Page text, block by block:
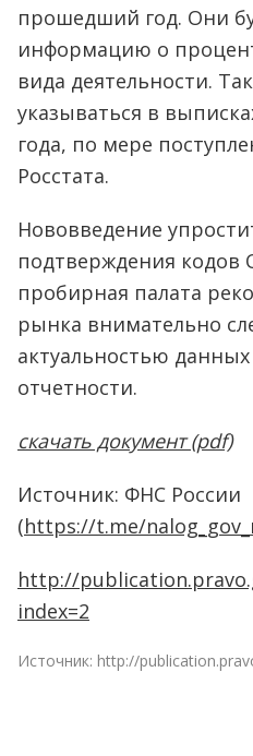
прошедший год. Они
информацию о
вида деятельности.
указываться в
года, по мере
Росстата.
Нововведение
подтверждения кодов
пробирная палата
рынка внимательно
актуальностью
отчетности.
скачать документ (pdf)
Источник: ФНС России
(https://t.me/
http://
index=2
Источник: http://